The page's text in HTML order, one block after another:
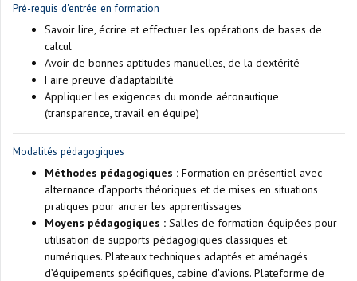
Pré-requis d'entrée en formation
Savoir lire, écrire et effectuer les opérations de bases de
calcul
Avoir de bonnes aptitudes manuelles, de la dextérité
Faire preuve d’adaptabilité
Appliquer les exigences du monde aéronautique
(transparence, travail en équipe)
Modalités pédagogiques
Méthodes pédagogiques : Formation en présentiel avec
alternance d’apports théoriques et de mises en situations
pratiques pour ancrer les apprentissages
Moyens pédagogiques : Salles de formation équipées pour
utilisation de supports pédagogiques classiques et
numériques. Plateaux techniques adaptés et aménagés
d’équipements spécifiques, cabine d'avions. Plateforme de